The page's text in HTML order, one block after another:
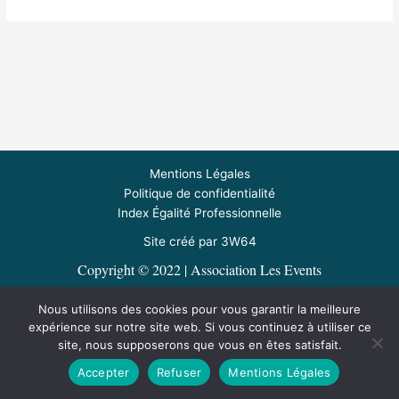
Mentions Légales
Politique de confidentialité
Index Égalité Professionnelle
Site créé par 3W64
Copyright © 2022 | Association Les Events
05.59.38.67.17 / 4 rue du Saison - 64190 RIVEHAUTE
Nous contacter
LinkedIn
Nous utilisons des cookies pour vous garantir la meilleure
expérience sur notre site web. Si vous continuez à utiliser ce
site, nous supposerons que vous en êtes satisfait.
Accepter
Refuser Mentions Légales